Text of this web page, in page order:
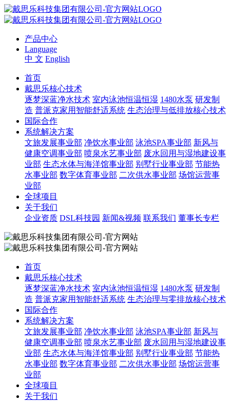
产品中心
Language
中 文 English
首页
戴思乐核心技术
逐梦深蓝净水技术 室内泳池恒温恒湿 1480水泵 研发制
造 普派克家用智能舒适系统 生态治理与低排放核心技术
国际合作
系统解决方案
文旅发展事业部 净饮水事业部 泳池SPA事业部 新风与
健康空调事业部 喷泉水艺事业部 废水回用与湿地建设事
业部 生态水体与海洋馆事业部 别墅行业事业部 节能热
水事业部 数字体育事业部 二次供水事业部 场馆运营事
业部
全球项目
关于我们
企业资质 DSL科技园 新闻&视频 联系我们 董事长专栏
首页
戴思乐核心技术
逐梦深蓝净水技术 室内泳池恒温恒湿 1480水泵 研发制
造 普派克家用智能舒适系统 生态治理与零排放核心技术
国际合作
系统解决方案
文旅发展事业部 净饮水事业部 泳池SPA事业部 新风与
健康空调事业部 喷泉水艺事业部 废水回用与湿地建设事
业部 生态水体与海洋馆事业部 别墅行业事业部 节能热
水事业部 数字体育事业部 二次供水事业部 场馆运营事
业部
全球项目
关于我们